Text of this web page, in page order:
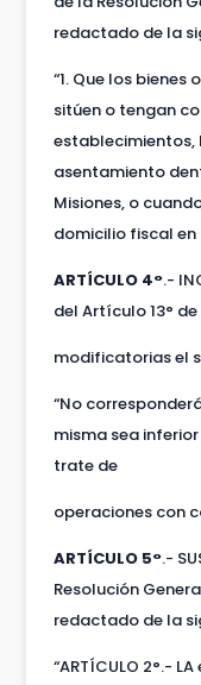
redactado de la
“1. Que los bienes
sitúen o tengan
establecimientos,
asentamiento
Misiones, o
domicilio fiscal en
ARTÍCULO 4°.-
del Artículo 13°
modificatorias el
“No
misma sea
trate de
operaciones con
ARTÍCULO 5°.-
Resolución
redactado de la
“ARTÍCULO 2°.-